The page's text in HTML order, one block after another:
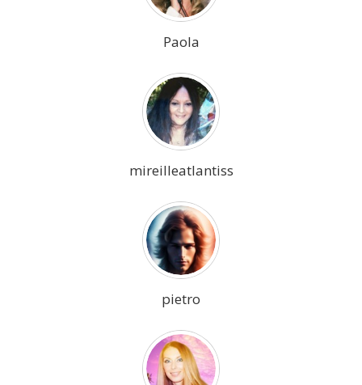
Paola
mireilleatlantiss
pietro